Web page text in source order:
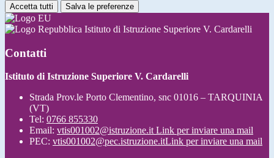
Accetta tutti Salva le preferenze
Istituto di Istruzione Superiore V. Cardarelli
Contatti
Istituto di Istruzione Superiore V. Cardarelli
Strada Prov.le Porto Clementino, snc 01016 – TARQUINIA
(VT)
Tel: 0766 855330
Email: vtis001002@istruzione.it Link per inviare una mail
PEC: vtis001002@pec.istruzione.itLink per inviare una mail